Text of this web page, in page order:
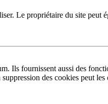
Le propriétaire du site peut
fournissent aussi des
des cookies peut les